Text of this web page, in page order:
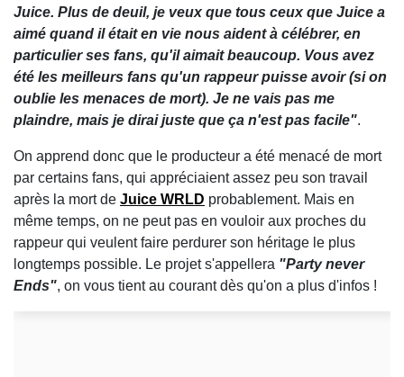
Juice. Plus de deuil, je veux que tous ceux que Juice a
aimé quand il était en vie nous aident à célébrer, en
particulier ses fans, qu'il aimait beaucoup. Vous avez
été les meilleurs fans qu'un rappeur puisse avoir (si on
oublie les menaces de mort). Je ne vais pas me
plaindre, mais je dirai juste que ça n'est pas facile".
On apprend donc que le producteur a été menacé de mort
par certains fans, qui appréciaient assez peu son travail
après la mort de Juice WRLD probablement. Mais en
même temps, on ne peut pas en vouloir aux proches du
rappeur qui veulent faire perdurer son héritage le plus
longtemps possible. Le projet s'appellera "Party never
Ends", on vous tient au courant dès qu'on a plus d'infos !